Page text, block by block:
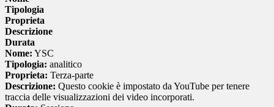
Tipologia
Proprieta
Descrizione
Durata
Nome: YSC
Tipologia: analitico
Proprieta: Terza-parte
Descrizione: Questo cookie è impostato da YouTube per tenere
traccia delle visualizzazioni dei video incorporati.